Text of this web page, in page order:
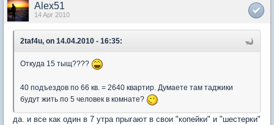
Alex51
14 Apr 2010
2taf4u, on 14.04.2010 - 16:35:
Откуда 15 тыщ????
40 подъездов по 66 кв. = 2640 квартир. Думаете там таджики
будут жить по 5 человек в комнате?
да. и все как один в 7 утра прыгают в свои "копейки" и "шестерки"